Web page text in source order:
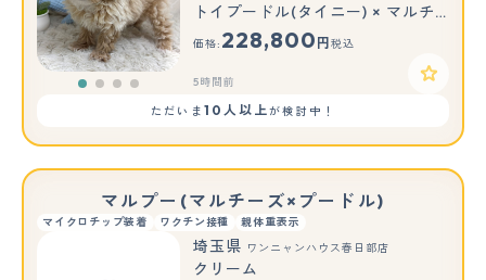
トイプードル(タイニー) × マルチーズ
価格: 228,800 円 税込
5時間前
ただいま 10人以上が検討中！
マルプー(マルチーズ×プードル)
マイクロチップ装着 ワクチン接種 親体重表示
埼玉県 ワンニャンハウス春日部店
クリーム